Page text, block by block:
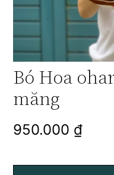
Bó Hoa
măng
950.000 ₫